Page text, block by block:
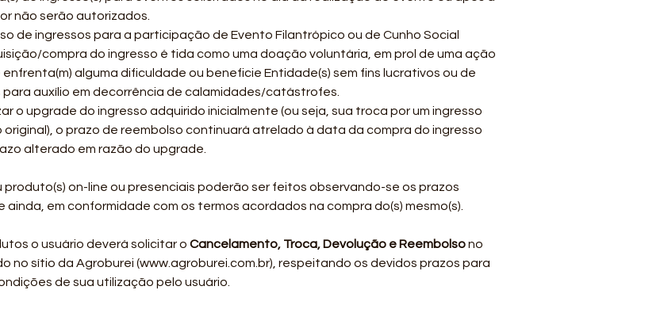
não serão autorizados.
de ingressos para a participação de Evento Filantrópico ou de Cunho Social
compra do ingresso é tida como uma doação voluntária, em prol de uma ação
alguma dificuldade ou beneficie Entidade(s) sem fins lucrativos ou de
auxílio em decorrência de calamidades/catástrofes.
o upgrade do ingresso adquirido inicialmente (ou seja, sua troca por um ingresso
o prazo de reembolso continuará atrelado à data da compra do ingresso
alterado em razão do upgrade.
produto(s) on-line ou presenciais poderão ser feitos observando-se os prazos
ainda, em conformidade com os termos acordados na compra do(s) mesmo(s).
o usuário deverá solicitar o Cancelamento, Troca, Devolução e Reembolsono
no sítio da Agroburei (www.agroburei.com.br), respeitando os devidos prazos para
de sua utilização pelo usuário.